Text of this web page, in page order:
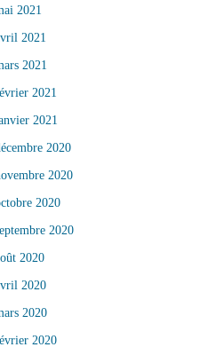
2021
2021
2021
2021
2021
2020
2020
2020
2020
2020
2020
2020
2020